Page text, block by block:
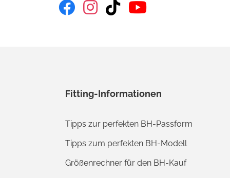
Fitting-Informationen
Tipps zur perfekten BH-Passform
Tipps zum perfekten BH-Modell
Größenrechner für den BH-Kauf